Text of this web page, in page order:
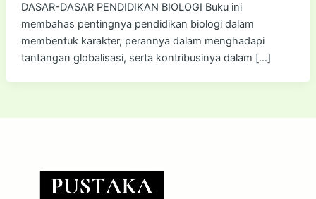
DASAR-DASAR PENDIDIKAN BIOLOGI Buku ini
membahas pentingnya pendidikan biologi dalam
membentuk karakter, perannya dalam menghadapi
tantangan globalisasi, serta kontribusinya dalam […]